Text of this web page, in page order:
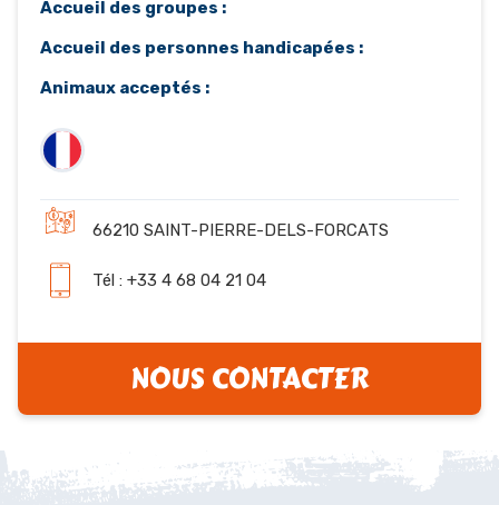
Accueil des groupes :
Accueil des personnes handicapées :
Animaux acceptés :
66210 SAINT-PIERRE-DELS-FORCATS
Tél : +33 4 68 04 21 04
NOUS CONTACTER